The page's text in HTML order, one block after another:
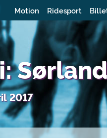
Motion Ridesport
2017